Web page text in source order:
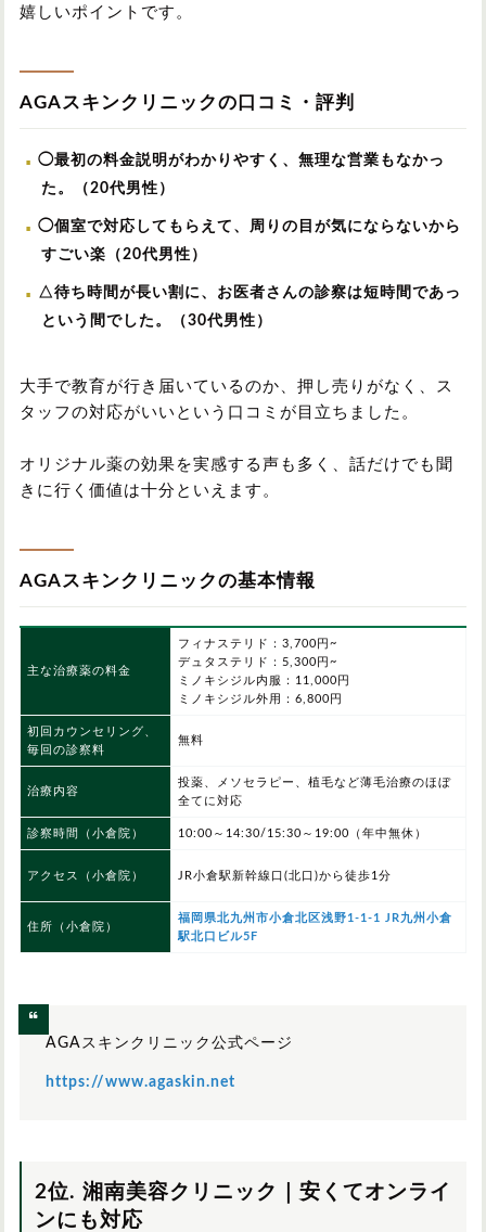
嬉しいポイントです。
AGAスキンクリニックの口コミ・評判
◯最初の料金説明がわかりやすく、無理な営業もなかっ
た。（20代男性）
◯個室で対応してもらえて、周りの目が気にならないから
すごい楽（20代男性）
△待ち時間が長い割に、お医者さんの診察は短時間であっ
という間でした。（30代男性）
大手で教育が行き届いているのか、押し売りがなく、ス
タッフの対応がいいという口コミが目立ちました。
オリジナル薬の効果を実感する声も多く、話だけでも聞
きに行く価値は十分といえます。
AGAスキンクリニックの基本情報
主な治療薬の料金
フィナステリド：3,700円~
デュタステリド：5,300円~
ミノキシジル内服：11,000円
ミノキシジル外用：6,800円
初回カウンセリング、
毎回の診察料
無料
治療内容
投薬、メソセラピー、植毛など薄毛治療のほぼ
全てに対応
診察時間（小倉院） 10:00～14:30/15:30～19:00（年中無休）
アクセス（小倉院） JR小倉駅新幹線口(北口)から徒歩1分
住所（小倉院）
福岡県北九州市小倉北区浅野1-1-1 JR九州小倉
駅北口ビル5F
AGAスキンクリニック公式ページ
https://www.agaskin.net
2位. 湘南美容クリニック｜安くてオンライ
ンにも対応